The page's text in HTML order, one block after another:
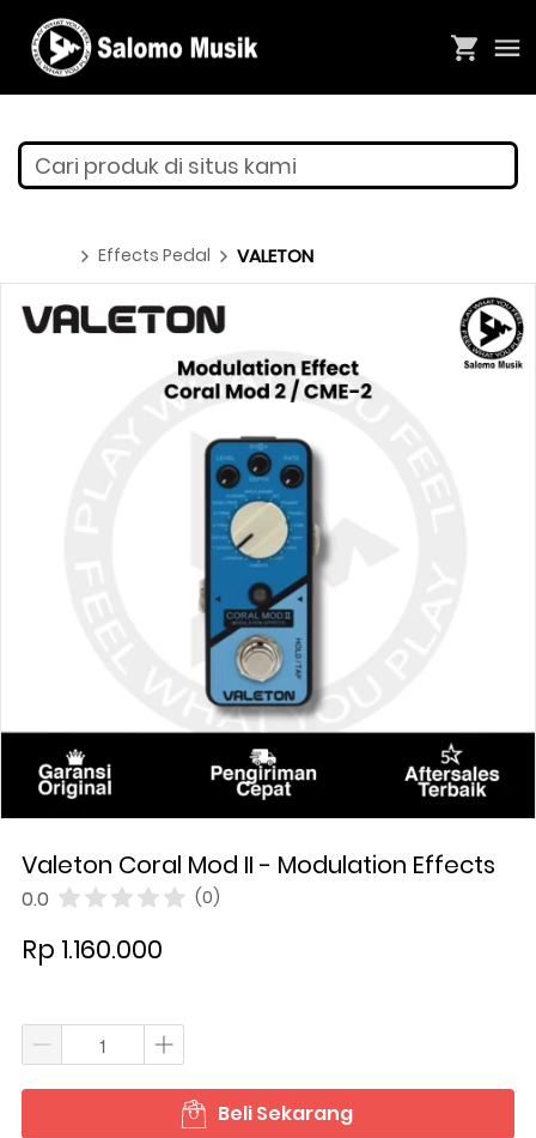
Cari produk di situs kami
Effects Pedal VALETON
Valeton Coral Mod II - Modulation Effects
0.0 (0)
Rp 1.160.000
` Beli Sekarang